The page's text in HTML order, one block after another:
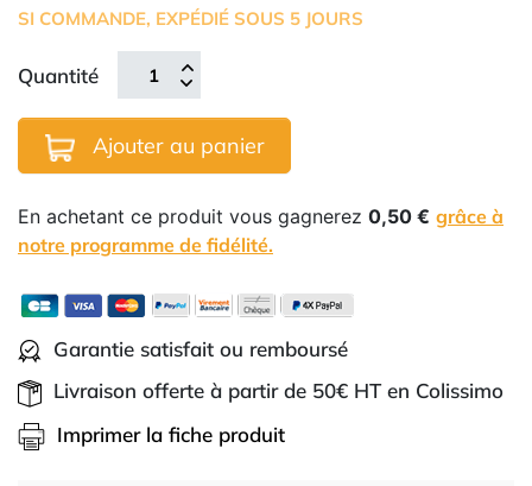
SI COMMANDE, EXPÉDIÉ SOUS 5 JOURS
Quantité
Ajouter au panier
En achetant ce produit vous gagnerez 0,50 € grâce à
notre programme de fidélité.
Garantie satisfait ou remboursé
Livraison offerte à partir de 50€ HT en Colissimo
Imprimer la fiche produit